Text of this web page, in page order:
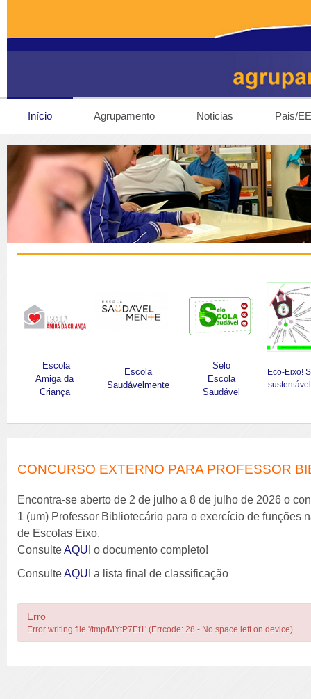
Início Agrupamento Noticias Pais/EE
Escola
Amiga da
Criança
Escola
Saudávelmente
Selo
Escola
Saudável
Eco-Eixo!
CONCURSO EXTERNO PARA PROFESSOR
Encontra-se aberto de 2 de julho a 8 de julho de 2026 o
1 (um) Professor Bibliotecário para o exercício de funções
de Escolas Eixo.
ConsulteAQUI o documento completo!
ConsulteAQUI a lista final de classificação
Erro
Error writing file '/tmp/MYtP7Ef1' (Errcode: 28 - No space left on device)